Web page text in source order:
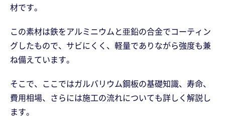
材です。
この素材は鉄をアルミニウムと亜鉛の合金でコーティン
グしたもので、サビにくく、軽量でありながら強度も兼
ね備えています。
そこで、ここではガルバリウム鋼板の基礎知識、寿命、
費用相場、さらには施工の流れについても詳しく解説し
ます。